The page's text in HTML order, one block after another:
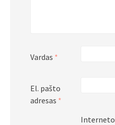
Vardas *
El. pašto
adresas *
Interneto